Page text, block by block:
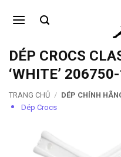
qua
dungDÉP CROCS
‘WHITE’
TRANG CHỦ / DÉP CHÍNH
Dép Crocs